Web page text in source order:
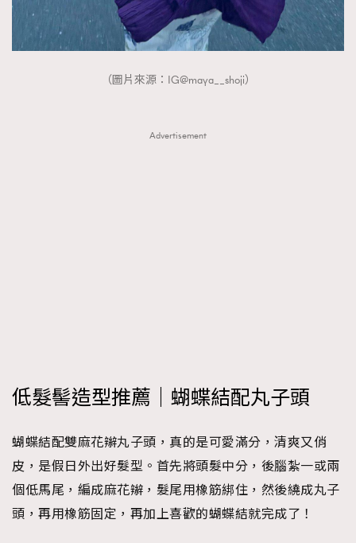
（圖片來源：IG@maya__shoji）
Advertisement
低髮髻造型推薦｜蝴蝶結配丸子頭
蝴蝶結配雙麻花辮丸子頭，真的是可愛滿分，清爽又俏
皮，是假日外出好髮型。首先將頭髮中分，後腦紮一或兩
個低馬尾，編成麻花辮，髮尾用橡筋綁住，然後繞成丸子
頭，再用橡筋固定，再加上喜歡的蝴蝶結就完成了！